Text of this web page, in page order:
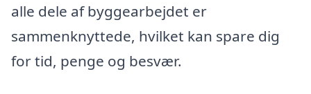
alle dele af byggearbejdet er
sammenknyttede, hvilket kan spare dig
for tid, penge og besvær.